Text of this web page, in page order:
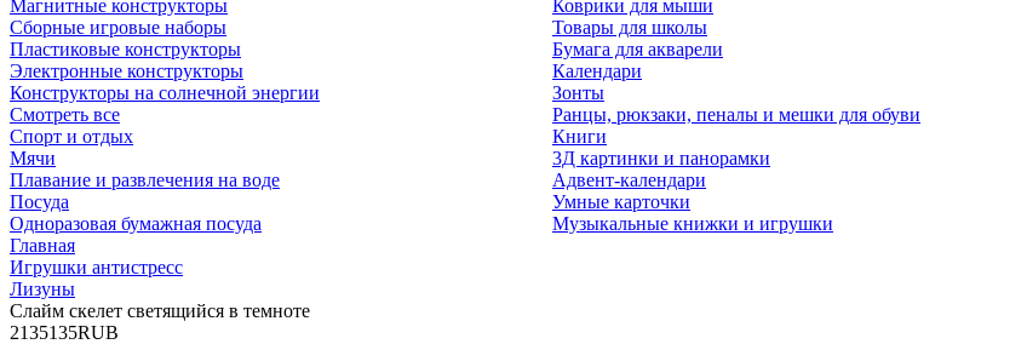
Магнитные конструкторы
Сборные игровые наборы
Пластиковые конструкторы
Электронные конструкторы
Конструкторы на солнечной энергии
Смотреть все
Спорт и отдых
Мячи
Плавание и развлечения на воде
Посуда
Одноразовая бумажная посуда
Коврики для мыши
Товары для школы
Бумага для акварели
Календари
Зонты
Ранцы, рюкзаки, пеналы и мешки для обуви
Книги
3Д картинки и панорамки
Адвент-календари
Умные карточки
Музыкальные книжки и игрушки
Главная
Игрушки антистресс
Лизуны
Слайм скелет светящийся в темноте
2135135RUB